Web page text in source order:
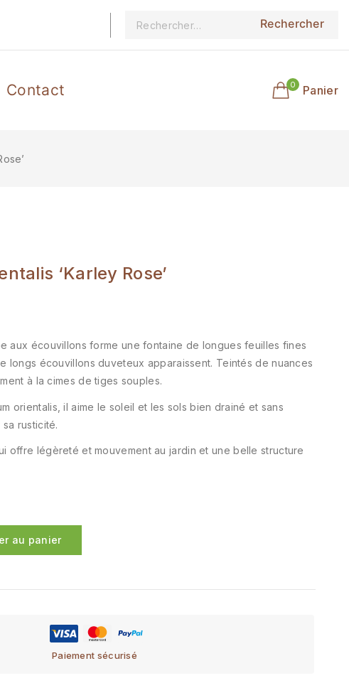
Contact 0 Panier
‘Karley Rose’
aux écouvillons forme une fontaine de longues feuilles fines
longs écouvillons duveteux apparaissent. Teintés de nuances
à la cimes de tiges souples.
orientalis, il aime le soleil et les sols bien drainé et sans
rusticité.
offre légèreté et mouvement au jardin et une belle structure
au panier
Paiement sécurisé